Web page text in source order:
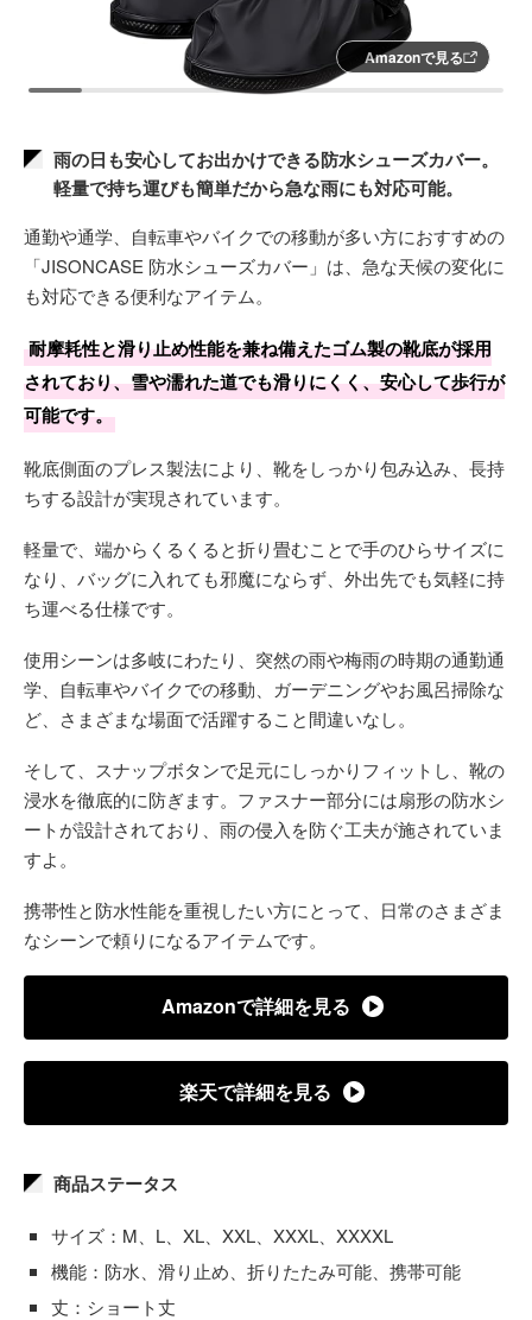
Amazonで見る
雨の日も安心してお出かけできる防水シューズカバー。
軽量で持ち運びも簡単だから急な雨にも対応可能。
通勤や通学、自転車やバイクでの移動が多い方におすすめの
「JISONCASE 防水シューズカバー」は、急な天候の変化に
も対応できる便利なアイテム。
耐摩耗性と滑り止め性能を兼ね備えたゴム製の靴底が採用
されており、雪や濡れた道でも滑りにくく、安心して歩行が
可能です。
靴底側面のプレス製法により、靴をしっかり包み込み、長持
ちする設計が実現されています。
軽量で、端からくるくると折り畳むことで手のひらサイズに
なり、バッグに入れても邪魔にならず、外出先でも気軽に持
ち運べる仕様です。
使用シーンは多岐にわたり、突然の雨や梅雨の時期の通勤通
学、自転車やバイクでの移動、ガーデニングやお風呂掃除な
ど、さまざまな場面で活躍すること間違いなし。
そして、スナップボタンで足元にしっかりフィットし、靴の
浸水を徹底的に防ぎます。ファスナー部分には扇形の防水シ
ートが設計されており、雨の侵入を防ぐ工夫が施されていま
すよ。
携帯性と防水性能を重視したい方にとって、日常のさまざま
なシーンで頼りになるアイテムです。
Amazonで詳細を見る
楽天で詳細を見る
商品ステータス
サイズ：M、L、XL、XXL、XXXL、XXXXL
機能：防水、滑り止め、折りたたみ可能、携帯可能
丈：ショート丈